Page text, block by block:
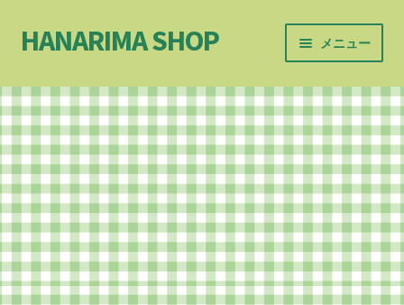
ナ
ビ
ー
シ
ョ
ン
へ
ス
キ
ッ
プ
コ
ン
ン
ツ
へ
ス
キ
ッ
プ
HANARIMA SHOP メニュー
ホーム
お問合せ
お買い物カゴ
イベント＆ワークショップ
カート